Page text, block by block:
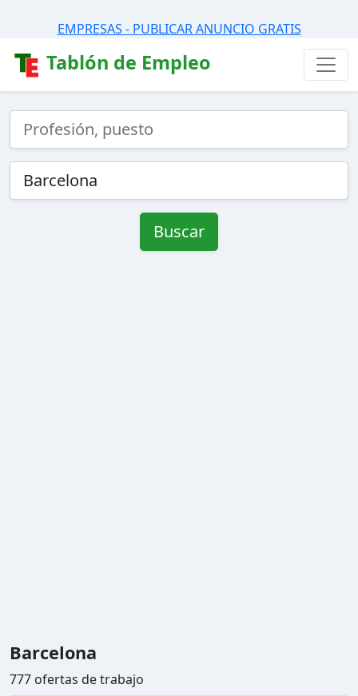
EMPRESAS - PUBLICAR ANUNCIO GRATIS
Tablón de Empleo
Buscar
Barcelona
777 ofertas de trabajo